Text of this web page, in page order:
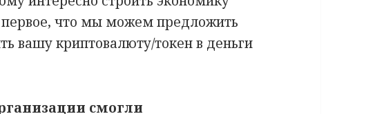
что мы можем предложить
вашу криптовалюту/токен в деньги
смогли